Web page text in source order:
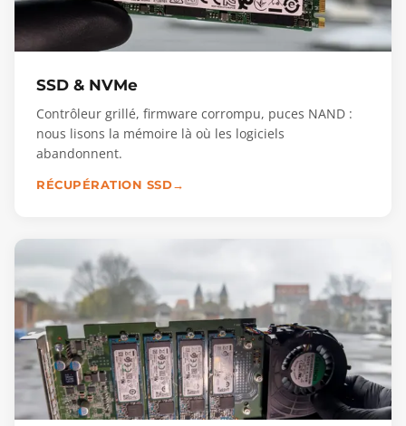
SSD & NVMe
Contrôleur grillé, firmware corrompu, puces NAND :
nous lisons la mémoire là où les logiciels
abandonnent.
RÉCUPÉRATION SSD